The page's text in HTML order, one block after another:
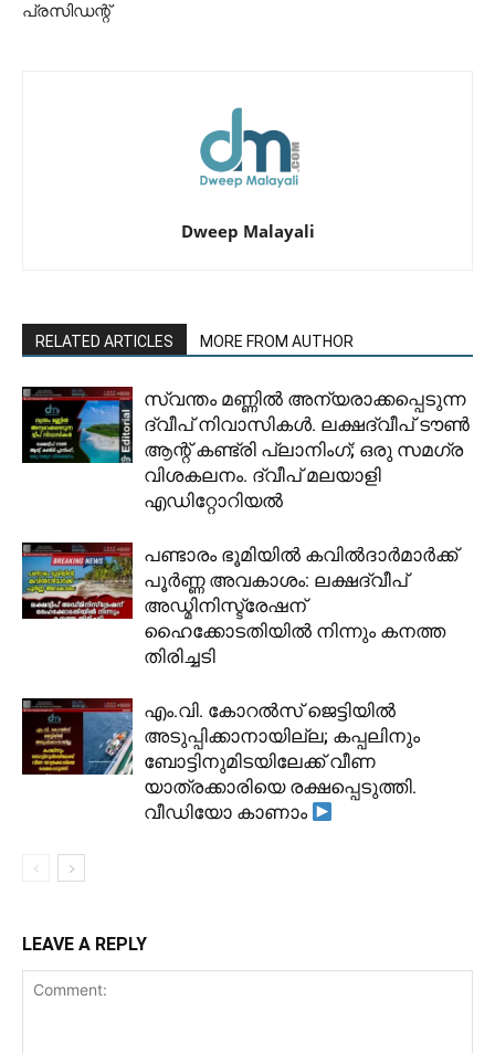
പ്രസിഡന്റ്
Dweep Malayali
RELATED ARTICLES MORE FROM AUTHOR
സ്വന്തം മണ്ണിൽ അന്യരാക്കപ്പെടുന്ന
ദ്വീപ് നിവാസികൾ. ലക്ഷദ്വീപ് ടൗൺ
ആന്റ് കണ്ട്രി പ്ലാനിംഗ്; ഒരു സമഗ്ര
വിശകലനം. ദ്വീപ് മലയാളി
എഡിറ്റോറിയൽ
പണ്ടാരം ഭൂമിയിൽ കവിൽദാർമാർക്ക്
പൂർണ്ണ അവകാശം: ലക്ഷദ്വീപ്
അഡ്മിനിസ്ട്രേഷന്
ഹൈക്കോടതിയിൽ നിന്നും കനത്ത
തിരിച്ചടി
​എം.വി. കോറൽസ് ജെട്ടിയിൽ
അടുപ്പിക്കാനായില്ല; കപ്പലിനും
ബോട്ടിനുമിടയിലേക്ക് വീണ
യാത്രക്കാരിയെ രക്ഷപ്പെടുത്തി.
വീഡിയോ കാണാം
LEAVE A REPLY